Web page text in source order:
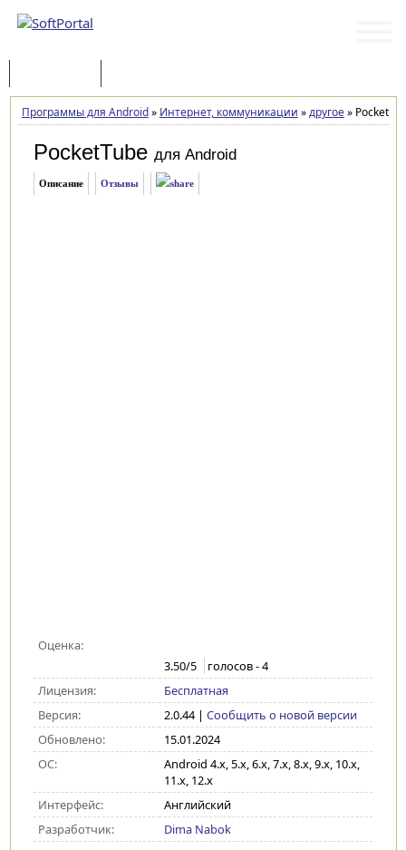
Программы для Android» Интернет, коммуникации »другое»
PocketTube для Android
Описание Отзывы
Оценка:
3.50/5 голосов -4
Лицензия:
Бесплатная
Версия:
2.0.44| Сообщить о новой версии
Обновлено:
15.01.2024
ОС:
Android 4.x, 5.x, 6.x, 7.x, 8.x, 9.x, 10.x,
11.x, 12.x
Интерфейс:
Английский
Разработчик:
Dima Nabok